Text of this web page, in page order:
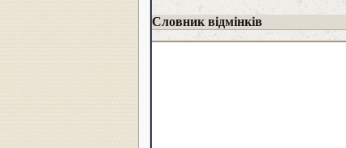
Словник відмінків